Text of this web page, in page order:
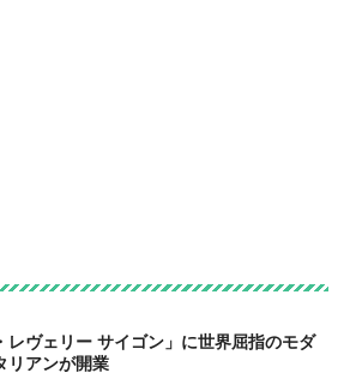
レヴェリー サイゴン」に世界屈指のモダ
リアンが開業